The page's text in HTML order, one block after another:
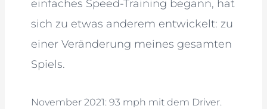
einfaches Speed-Training begann, hat
sich zu etwas anderem entwickelt: zu
einer Veränderung meines gesamten
Spiels.
November 2021: 93 mph mit dem Driver.